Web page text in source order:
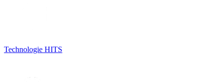
Technologie HITS